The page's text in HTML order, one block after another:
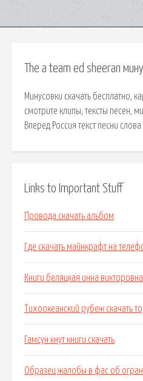
The a team ed sheeran
Минусовки скачать бесплатно,
смотрите клипы, тексты песен,
Вперед Россия текст песни слова
Links to Important Stuff
Провода скачать альбом
Где скачать майнкрафт на
Книги беляцкая инна викторовна
Тихоокеанский рубеж скачать
Гамсун кнут книги скачать
Образец жалобы в фас об